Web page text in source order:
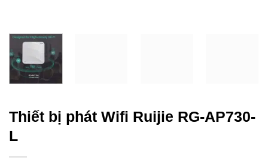
Thiết bị phát Wifi Ruijie RG-AP730-
L